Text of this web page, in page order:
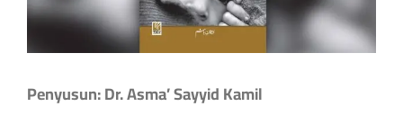
Penyusun: Dr. Asma’ Sayyid Kamil